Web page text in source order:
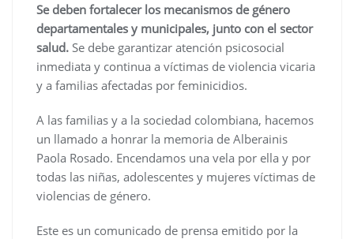
Se deben fortalecer los mecanismos de género
departamentales y municipales, junto con el sector
salud. Se debe garantizar atención psicosocial
inmediata y continua a víctimas de violencia vicaria
y a familias afectadas por feminicidios.
A las familias y a la sociedad colombiana, hacemos
un llamado a honrar la memoria de Alberainis
Paola Rosado. Encendamos una vela por ella y por
todas las niñas, adolescentes y mujeres víctimas de
violencias de género.
Este es un comunicado de prensa emitido por la